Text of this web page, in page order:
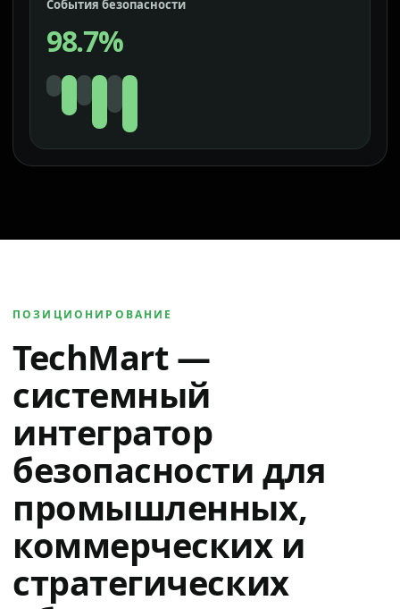
События безопасности
98.7%
ПОЗИЦИОНИРОВАНИЕ
TechMart —
системный
интегратор
безопасности для
промышленных,
коммерческих и
стратегических